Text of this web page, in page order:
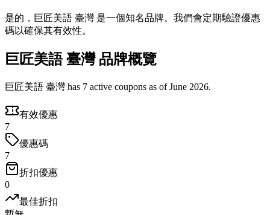
是的，巨匠美語 臺灣 是一個知名品牌。我們會定期驗證優惠
碼以確保其有效性。
巨匠美語 臺灣 品牌概覽
巨匠美語 臺灣 has 7 active coupons as of June 2026.
有效優惠
7
優惠碼
7
折扣優惠
0
最佳折扣